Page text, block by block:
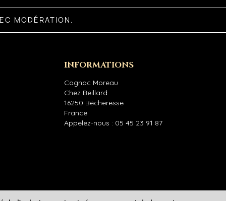
MODÉRATION.
INFORMATIONS
Cognac Moreau
Chez Beillard
16250 Bécheresse
France
Appelez-nous : 05 45 23 91 87